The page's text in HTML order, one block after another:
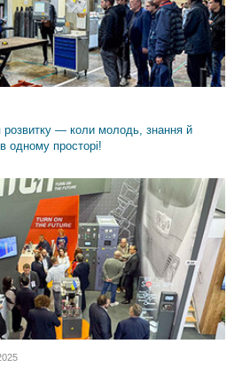
розвитку — коли молодь, знання й
одному просторі!